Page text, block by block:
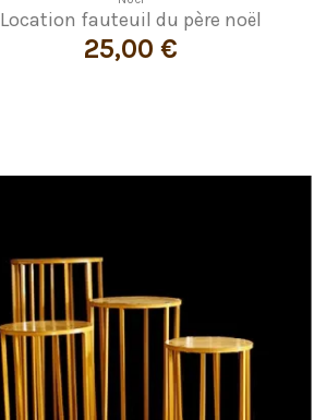
Location fauteuil du père noël
25,00 €